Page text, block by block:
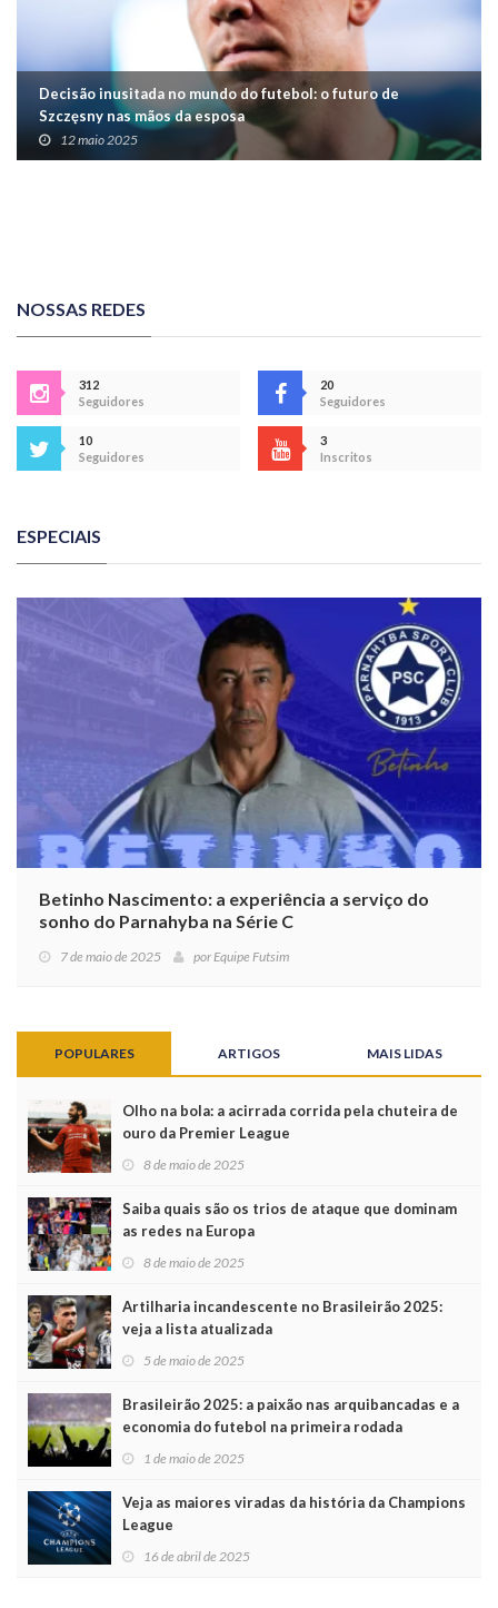
Decisão inusitada no mundo do futebol: o futuro de
Szczęsny nas mãos da esposa
12 maio 2025
NOSSAS REDES
312
Seguidores
20
Seguidores
10
Seguidores
3
Inscritos
ESPECIAIS
Betinho Nascimento: a experiência a serviço do
sonho do Parnahyba na Série C
7 de maio de 2025 porEquipe Futsim
POPULARES ARTIGOS MAIS LIDAS
Olho na bola: a acirrada corrida pela chuteira de
ouro da Premier League
8 de maio de 2025
Saiba quais são os trios de ataque que dominam
as redes na Europa
8 de maio de 2025
Artilharia incandescente no Brasileirão 2025:
veja a lista atualizada
5 de maio de 2025
Brasileirão 2025: a paixão nas arquibancadas e a
economia do futebol na primeira rodada
1 de maio de 2025
Veja as maiores viradas da história da Champions
League
16 de abril de 2025